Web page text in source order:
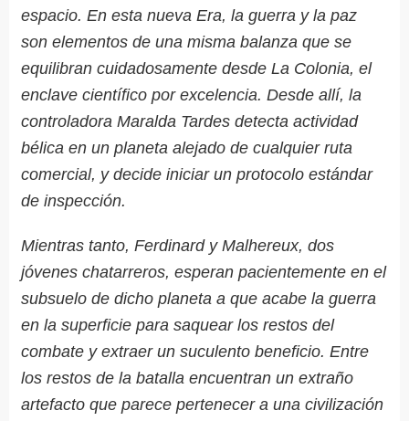
espacio. En esta nueva Era, la guerra y la paz
son elementos de una misma balanza que se
equilibran cuidadosamente desde La Colonia, el
enclave científico por excelencia. Desde allí, la
controladora Maralda Tardes detecta actividad
bélica en un planeta alejado de cualquier ruta
comercial, y decide iniciar un protocolo estándar
de inspección.
Mientras tanto, Ferdinard y Malhereux, dos
jóvenes chatarreros, esperan pacientemente en el
subsuelo de dicho planeta a que acabe la guerra
en la superficie para saquear los restos del
combate y extraer un suculento beneficio. Entre
los restos de la batalla encuentran un extraño
artefacto que parece pertenecer a una civilización